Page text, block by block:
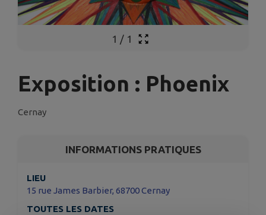
1 / 1
Exposition : Phoenix
Cernay
INFORMATIONS PRATIQUES
LIEU
15 rue James Barbier, 68700 Cernay
TOUTES LES DATES